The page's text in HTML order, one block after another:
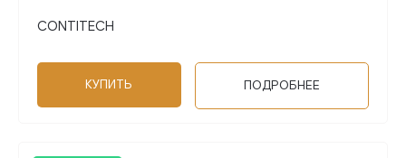
CONTITECH
КУПИТЬ ПОДРОБНЕЕ